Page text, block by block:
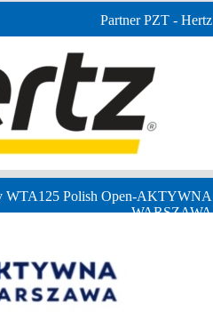
Partner PZT - Hertz
WTA125 Polish Open-AKTYWNA
WARSZAWA